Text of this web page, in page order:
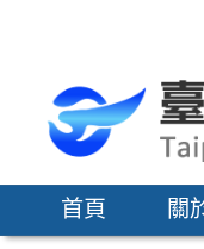
區
首頁 關